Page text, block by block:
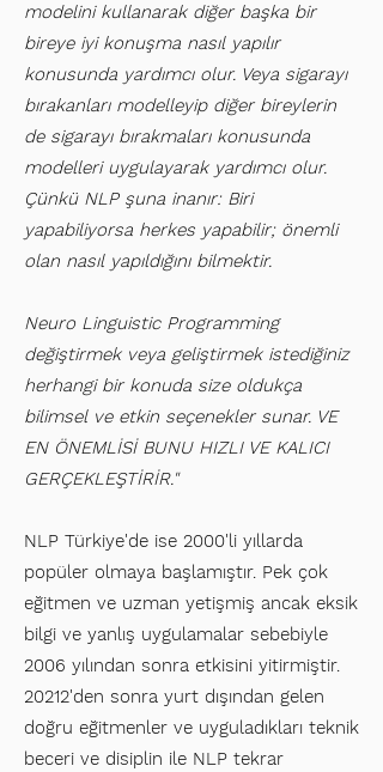
modelini kullanarak diğer başka bir
bireye iyi konuşma nasıl yapılır
konusunda yardımcı olur. Veya sigarayı
bırakanları modelleyip diğer bireylerin
de sigarayı bırakmaları konusunda
modelleri uygulayarak yardımcı olur.
Çünkü NLP şuna inanır: Biri
yapabiliyorsa herkes yapabilir; önemli
olan nasıl yapıldığını bilmektir.
Neuro Linguistic Programming
değiştirmek veya geliştirmek istediğiniz
herhangi bir konuda size oldukça
bilimsel ve etkin seçenekler sunar. VE
EN ÖNEMLİSİ BUNU HIZLI VE KALICI
GERÇEKLEŞTİRİR."
NLP Türkiye'de ise 2000'li yıllarda
popüler olmaya başlamıştır. Pek çok
eğitmen ve uzman yetişmiş ancak eksik
bilgi ve yanlış uygulamalar sebebiyle
2006 yılından sonra etkisini yitirmiştir.
20212'den sonra yurt dışından gelen
doğru eğitmenler ve uyguladıkları teknik
beceri ve disiplin ile NLP tekrar